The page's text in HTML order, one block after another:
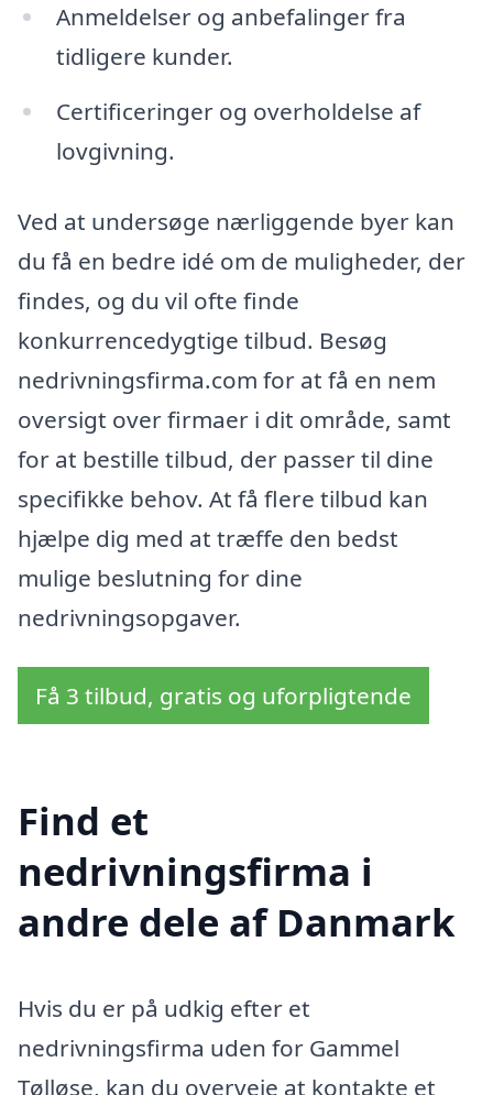
Anmeldelser og anbefalinger fra
tidligere kunder.
Certificeringer og overholdelse af
lovgivning.
Ved at undersøge nærliggende byer kan
du få en bedre idé om de muligheder, der
findes, og du vil ofte finde
konkurrencedygtige tilbud. Besøg
nedrivningsfirma.com for at få en nem
oversigt over firmaer i dit område, samt
for at bestille tilbud, der passer til dine
specifikke behov. At få flere tilbud kan
hjælpe dig med at træffe den bedst
mulige beslutning for dine
nedrivningsopgaver.
Få 3 tilbud, gratis og uforpligtende
Find et
nedrivningsfirma i
andre dele af Danmark
Hvis du er på udkig efter et
nedrivningsfirma uden for Gammel
Tølløse, kan du overveje at kontakte et